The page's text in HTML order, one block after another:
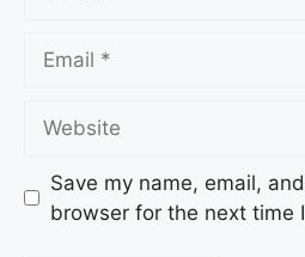
Save my name, email,
browser for the next time